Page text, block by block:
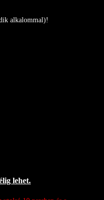
alkalommal)!
lehet.